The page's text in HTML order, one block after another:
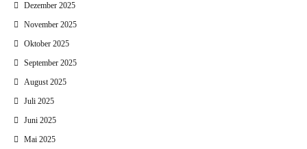
Dezember 2025
November 2025
Oktober 2025
September 2025
August 2025
Juli 2025
Juni 2025
Mai 2025